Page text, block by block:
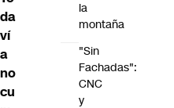
da
ví
a
no
cu
la
montaña
"Sin
Fachadas":
CNC
y